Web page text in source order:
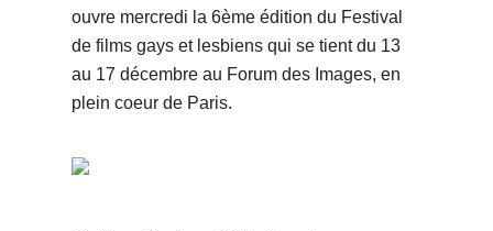
ouvre mercredi la 6ème édition du Festival
de films gays et lesbiens qui se tient du 13
au 17 décembre au Forum des Images, en
plein coeur de Paris.